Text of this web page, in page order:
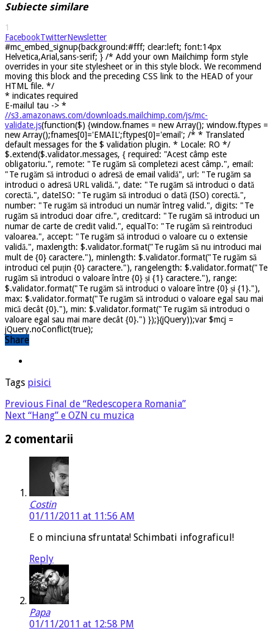
Subiecte similare
1
FacebookTwitterNewsletter
#mc_embed_signup{background:#fff; clear:left; font:14px
Helvetica,Arial,sans-serif; } /* Add your own Mailchimp form style
overrides in your site stylesheet or in this style block. We recommend
moving this block and the preceding CSS link to the HEAD of your
HTML file. */
* indicates required
E-mailul tau -> *
//s3.amazonaws.com/downloads.mailchimp.com/js/mc-
validate.js(function($) {window.fnames = new Array(); window.ftypes =
new Array();fnames[0]='EMAIL';ftypes[0]='email'; /* * Translated
default messages for the $ validation plugin. * Locale: RO */
$.extend($.validator.messages, { required: "Acest câmp este
obligatoriu.", remote: "Te rugăm să completezi acest câmp.", email:
"Te rugăm să introduci o adresă de email validă", url: "Te rugăm sa
introduci o adresă URL validă.", date: "Te rugăm să introduci o dată
corectă.", dateISO: "Te rugăm să introduci o dată (ISO) corectă.",
number: "Te rugăm să introduci un număr întreg valid.", digits: "Te
rugăm să introduci doar cifre.", creditcard: "Te rugăm să introduci un
numar de carte de credit valid.", equalTo: "Te rugăm să reintroduci
valoarea.", accept: "Te rugăm să introduci o valoare cu o extensie
validă.", maxlength: $.validator.format("Te rugăm să nu introduci mai
mult de {0} caractere."), minlength: $.validator.format("Te rugăm să
introduci cel puțin {0} caractere."), rangelength: $.validator.format("Te
rugăm să introduci o valoare între {0} și {1} caractere."), range:
$.validator.format("Te rugăm să introduci o valoare între {0} și {1}."),
max: $.validator.format("Te rugăm să introduci o valoare egal sau mai
mică decât {0}."), min: $.validator.format("Te rugăm să introduci o
valoare egal sau mai mare decât {0}.") });}(jQuery));var $mcj =
jQuery.noConflict(true);
Share
Tags pisici
Previous Final de “Redescopera Romania”
Next “Hang” e OZN cu muzica
2 comentarii
Costin
01/11/2011 at 11:56 AM
E o minciuna sfruntata! Schimbati infograficul!
Reply
Papa
01/11/2011 at 12:58 PM